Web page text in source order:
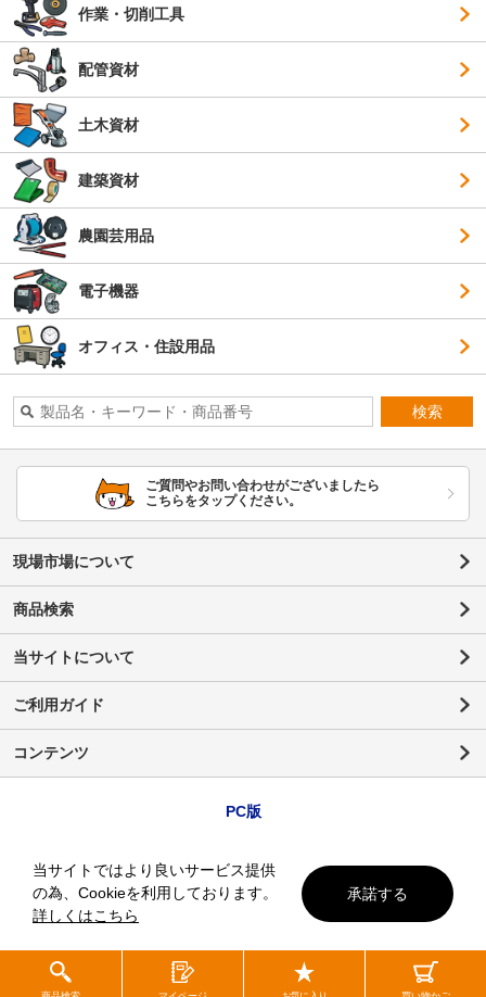
作業・切削工具
配管資材
土木資材
建築資材
農園芸用品
電子機器
オフィス・住設用品
検索
ご質問やお問い合わせがございましたら
こちらをタップください。
現場市場について
商品検索
当サイトについて
ご利用ガイド
コンテンツ
PC版
当サイトではより良いサービス提供
の為、Cookieを利用しております。
詳しくはこちら
承諾する